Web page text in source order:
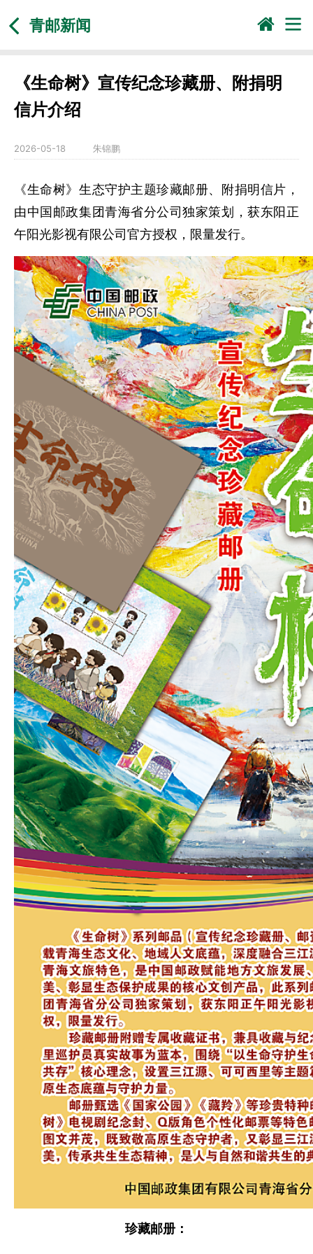
青邮新闻
《生命树》宣传纪念珍藏册、附捐明
信片介绍
2026-05-18 朱锦鹏
《生命树》生态守护主题珍藏邮册、附捐明信片，
由中国邮政集团青海省分公司独家策划，获东阳正
午阳光影视有限公司官方授权，限量发行。
珍藏邮册：